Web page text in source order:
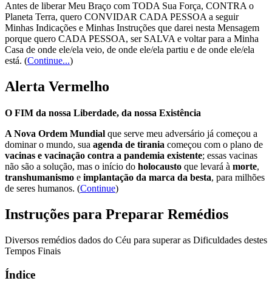
Antes de liberar Meu Braço com TODA Sua Força, CONTRA o
Planeta Terra, quero CONVIDAR CADA PESSOA a seguir
Minhas Indicações e Minhas Instruções que darei nesta Mensagem
porque quero CADA PESSOA, ser SALVA e voltar para a Minha
Casa de onde ele/ela veio, de onde ele/ela partiu e de onde ele/ela
está. (Continue...)
Alerta Vermelho
O FIM da nossa Liberdade, da nossa Existência
A Nova Ordem Mundial que serve meu adversário já começou a
dominar o mundo, sua agenda de tirania começou com o plano de
vacinas e vacinação contra a pandemia existente; essas vacinas
não são a solução, mas o início do holocausto que levará à morte,
transhumanismo e implantação da marca da besta, para milhões
de seres humanos. (Continue)
Instruções para Preparar Remédios
Diversos remédios dados do Céu para superar as Dificuldades destes
Tempos Finais
Índice